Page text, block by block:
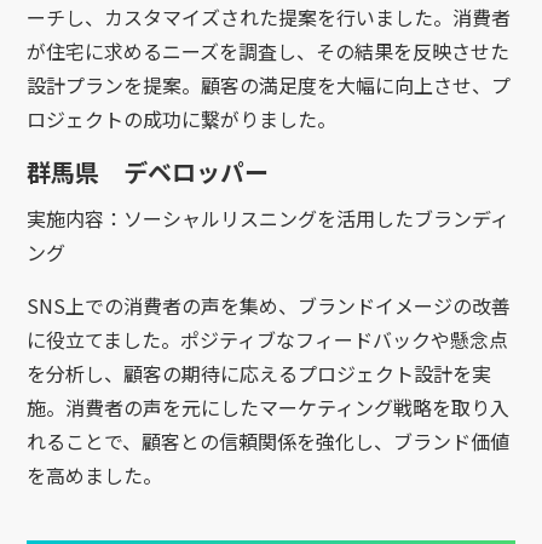
ーチし、カスタマイズされた提案を行いました。消費者
が住宅に求めるニーズを調査し、その結果を反映させた
設計プランを提案。顧客の満足度を大幅に向上させ、プ
ロジェクトの成功に繋がりました。
群馬県 デベロッパー
実施内容：ソーシャルリスニングを活用したブランディ
ング
SNS上での消費者の声を集め、ブランドイメージの改善
に役立てました。ポジティブなフィードバックや懸念点
を分析し、顧客の期待に応えるプロジェクト設計を実
施。消費者の声を元にしたマーケティング戦略を取り入
れることで、顧客との信頼関係を強化し、ブランド価値
を高めました。